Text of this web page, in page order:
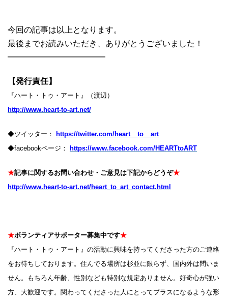
今回の記事は以上となります。
最後までお読みいただき、ありがとうございました！
━━━━━━━━━━━━
【発行責任】
『ハート・トゥ・アート』（渡辺）
http://www.heart-to-art.net/
◆ツイッター：
https://twitter.com/heart__to__art
◆facebookページ：
https://www.facebook.com/HEARTtoART
★記事に関するお問い合わせ・ご意見は下記からどうぞ★
http://www.heart-to-art.net/heart_to_art_contact.html
★ボランティアサポーター募集中です★
『ハート・トゥ・アート』の活動に興味を持ってくださった方のご連絡
をお待ちしております。住んでる場所は杉並に限らず、国内外は問いま
せん。もちろん年齢、性別なども特別な規定ありません。好奇心が強い
方、大歓迎です。関わってくださった人にとってプラスになるような形